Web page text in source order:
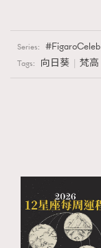
Series: FigaroCeleb
Tags: 向日葵 梵高